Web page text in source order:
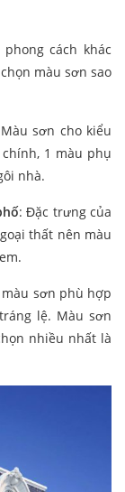
cách khác
màu sơn sao
sơn cho kiểu
1 màu phụ
nhà.
: Đặc trưng của
thất nên màu
sơn phù hợp
lệ. Màu sơn
nhiều nhất là